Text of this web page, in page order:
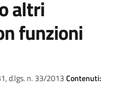
altri
funzioni
d.lgs. n. 33/2013 Contenuti: